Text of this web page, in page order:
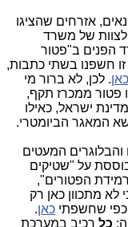
אזרחים שהציגו
של משרד
הפנים ב"פטור
חשפנו בשתי כתבות,
כאן. לכן, לא ברור מי
פטור ממכרז תקף,
ישראל, כאילו
המאגר הביומטרי.
והבלוגרים המעטים
על "שטיקים
הפטורים",
מתכוון כאן רק
כאן.
כל רכיב במערכת